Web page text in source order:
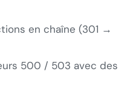
en chaîne (301 →
500 / 503 avec des